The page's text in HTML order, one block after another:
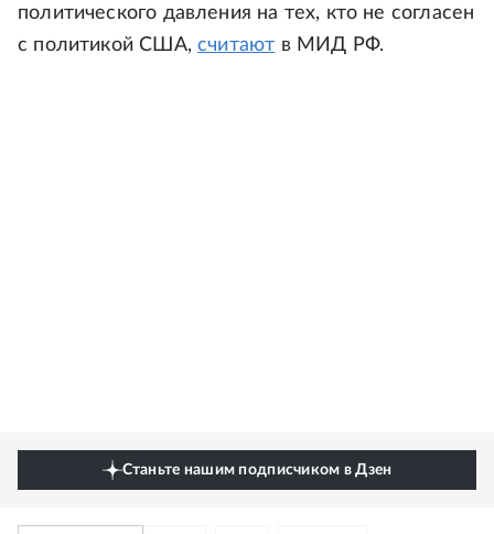
политического давления на тех, кто не согласен
с политикой США,считают в МИД РФ.
Станьте нашим подписчиком в Дзен